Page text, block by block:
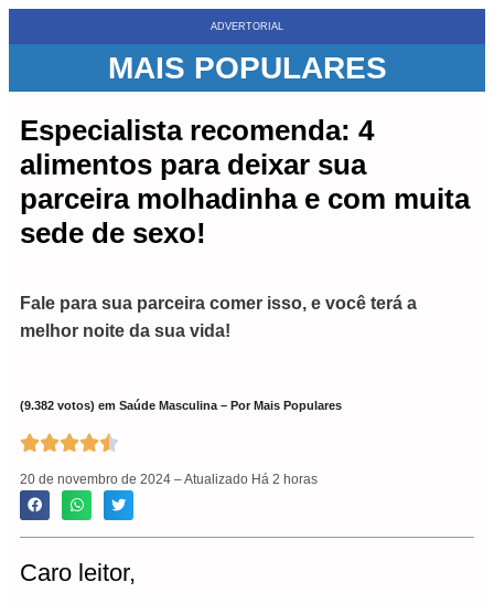
ADVERTORIAL
MAIS POPULARES
Especialista recomenda: 4
alimentos para deixar sua
parceira molhadinha e com muita
sede de sexo!
Fale para sua parceira comer isso, e você terá a
melhor noite da sua vida!
(9.382 votos) em Saúde Masculina – Por Mais Populares

20 de novembro de 2024 – Atualizado Há 2 horas
Caro leitor,